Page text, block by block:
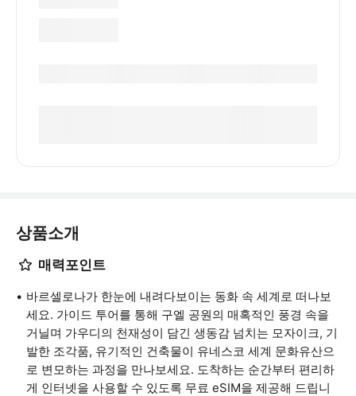
상품소개
매력포인트
바르셀로나가 한눈에 내려다보이는 동화 속 세계로 떠나보
세요. 가이드 투어를 통해 구엘 공원의 매혹적인 풍경 속을
거닐며 가우디의 천재성이 담긴 생동감 넘치는 모자이크, 기
발한 조각품, 유기적인 건축물이 유네스코 세계 문화유산으
로 변모하는 과정을 만나보세요. 도착하는 순간부터 편리하
게 인터넷을 사용할 수 있도록 무료 eSIM을 제공해 드립니